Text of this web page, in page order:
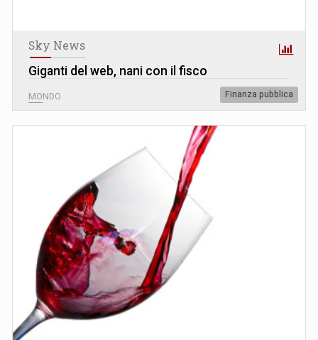
Sky News
Giganti del web, nani con il fisco
MONDO Finanza pubblica